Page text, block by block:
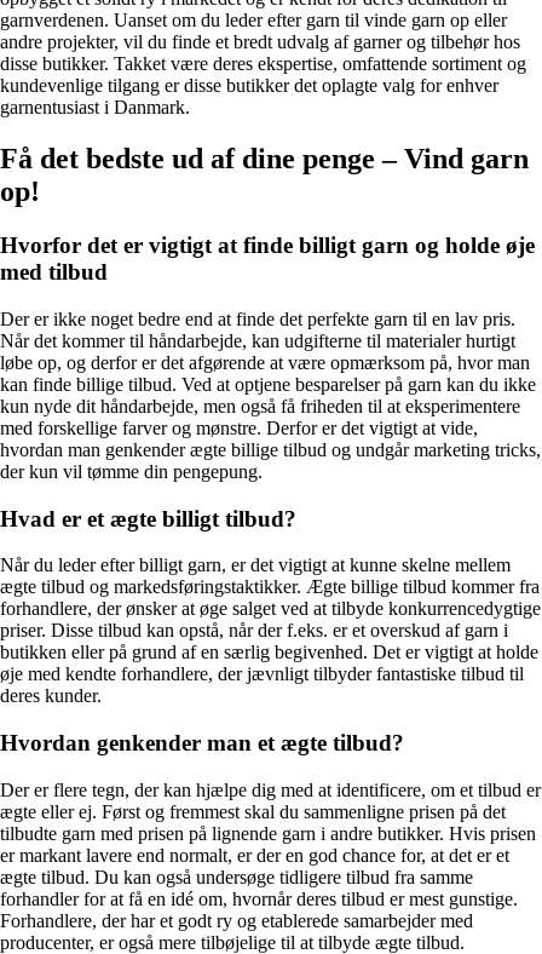
garnverdenen. Uanset om du leder efter garn til vinde garn op eller
andre projekter, vil du finde et bredt udvalg af garner og tilbehør hos
disse butikker. Takket være deres ekspertise, omfattende sortiment og
kundevenlige tilgang er disse butikker det oplagte valg for enhver
garnentusiast i Danmark.
Få det bedste ud af dine penge – Vind garn
op!
Hvorfor det er vigtigt at finde billigt garn og holde øje
med tilbud
Der er ikke noget bedre end at finde det perfekte garn til en lav pris.
Når det kommer til håndarbejde, kan udgifterne til materialer hurtigt
løbe op, og derfor er det afgørende at være opmærksom på, hvor man
kan finde billige tilbud. Ved at optjene besparelser på garn kan du ikke
kun nyde dit håndarbejde, men også få friheden til at eksperimentere
med forskellige farver og mønstre. Derfor er det vigtigt at vide,
hvordan man genkender ægte billige tilbud og undgår marketing tricks,
der kun vil tømme din pengepung.
Hvad er et ægte billigt tilbud?
Når du leder efter billigt garn, er det vigtigt at kunne skelne mellem
ægte tilbud og markedsføringstaktikker. Ægte billige tilbud kommer fra
forhandlere, der ønsker at øge salget ved at tilbyde konkurrencedygtige
priser. Disse tilbud kan opstå, når der f.eks. er et overskud af garn i
butikken eller på grund af en særlig begivenhed. Det er vigtigt at holde
øje med kendte forhandlere, der jævnligt tilbyder fantastiske tilbud til
deres kunder.
Hvordan genkender man et ægte tilbud?
Der er flere tegn, der kan hjælpe dig med at identificere, om et tilbud er
ægte eller ej. Først og fremmest skal du sammenligne prisen på det
tilbudte garn med prisen på lignende garn i andre butikker. Hvis prisen
er markant lavere end normalt, er der en god chance for, at det er et
ægte tilbud. Du kan også undersøge tidligere tilbud fra samme
forhandler for at få en idé om, hvornår deres tilbud er mest gunstige.
Forhandlere, der har et godt ry og etablerede samarbejder med
producenter, er også mere tilbøjelige til at tilbyde ægte tilbud.